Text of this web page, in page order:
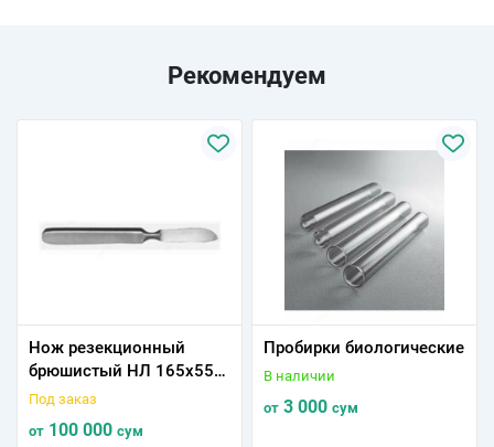
Рекомендуем
Нож резекционный
брюшистый НЛ 165х55
154/94
Под заказ
от 100 000 сум
Пробирки биологические
В наличии
от 3 000 сум